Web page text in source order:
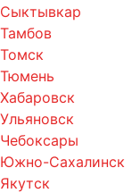
Сыктывкар
Тамбов
Томск
Тюмень
Хабаровск
Ульяновск
Чебоксары
Южно-Сахалинск
Якутск